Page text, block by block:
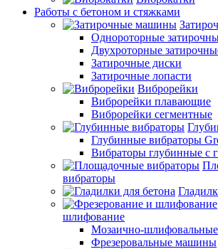
Работы с бетоном и стяжками
Однороторные
Двухроторные
Затирочные диски
Затирочные лопасти
Виброрейки
Виброрейки плавающие
Виброрейки сегментные
Глубинные вибраторы
Вибраторы глубинные с
вибраторы
шлифование
Мозаично-
Фрезеровальные машины